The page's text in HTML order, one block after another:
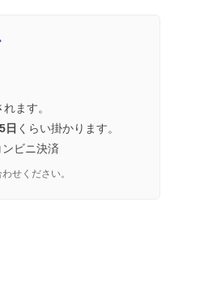
ます。
日 くらい掛かります。
ビニ決済
せください。